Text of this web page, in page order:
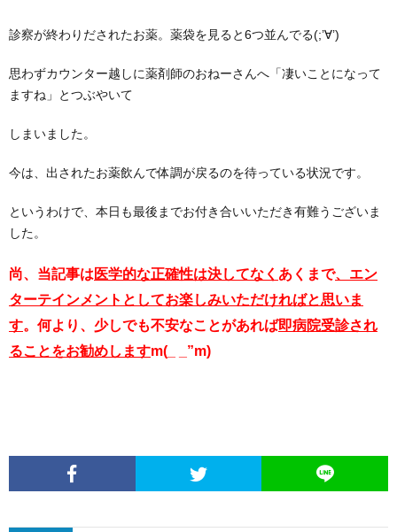
診察が終わりだされたお薬。薬袋を見ると6つ並んでる(;’∀’)
思わずカウンター越しに薬剤師のおねーさんへ「凄いことになって
ますね」とつぶやいて
しまいました。
今は、出されたお薬飲んで体調が戻るのを待っている状況です。
というわけで、本日も最後までお付き合いいただき有難うございま
した。
尚、当記事は 医学的な正確性は決してなく あくまで、エン
ターテインメントとしてお楽しみいただければと思いま
す。何より、少しでも不安なことがあれば即病院受診され
ることをお勧めしますm(_ _”m)